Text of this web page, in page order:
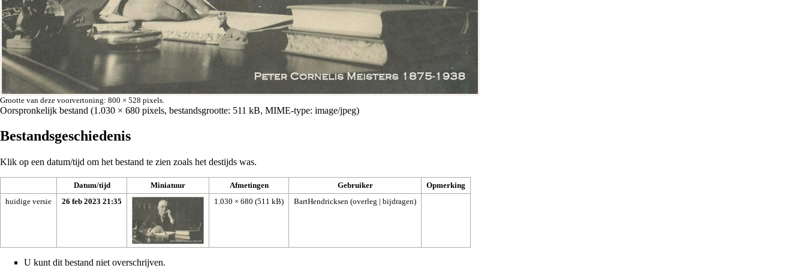
Grootte van deze voorvertoning: 800 × 528 pixels
Oorspronkelijk bestand (1.030 × 680 pixels, bestandsgrootte: 511 kB, MIME-type: image/jpeg)
Bestandsgeschiedenis
Klik op een datum/tijd om het bestand te zien zoals het destijds was.
Datum/tijd Miniatuur Afmetingen Gebruiker
Opmerking
huidige versie
26 feb 2023 21:35 1.030 × 680 (511 kB) BartHendricksen (overleg | bijdragen)
U kunt dit bestand niet overschrijven.